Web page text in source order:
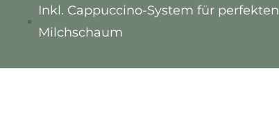
Inkl. Cappuccino-System für perfekten
Milchschaum